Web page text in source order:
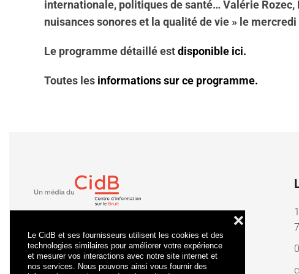
Le CidB et ses fournisseurs utilisent les cookies et des
technologies similaires pour améliorer votre expérience
et mesurer vos interactions avec notre site internet et
nos services. Nous pouvons ainsi vous fournir des
❌
internationale, politiques de santé… Valérie
nuisances sonores et la qualité de vie » le
Le programme détaillé est disponible ici.
Toutes les informations sur ce programme.